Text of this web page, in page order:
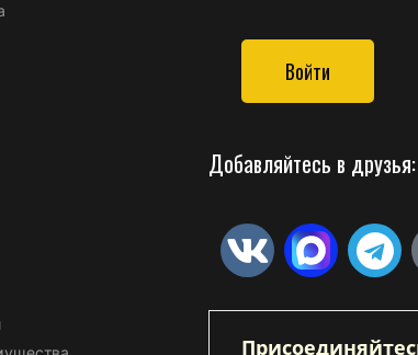
Войти
Добавляйтесь в друзья: